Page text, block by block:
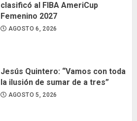
clasificó al FIBA AmeriCup
Femenino 2027
AGOSTO 6, 2026
Jesús Quintero: “Vamos con toda
la ilusión de sumar de a tres”
AGOSTO 5, 2026